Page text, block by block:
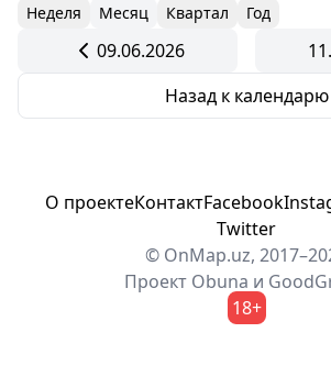
Неделя Месяц Квартал Год
09.06.2026
Назад к календарю
О проектеКонтактFacebook
Twitter
© OnMap.uz,
Проект Obuna и
18+